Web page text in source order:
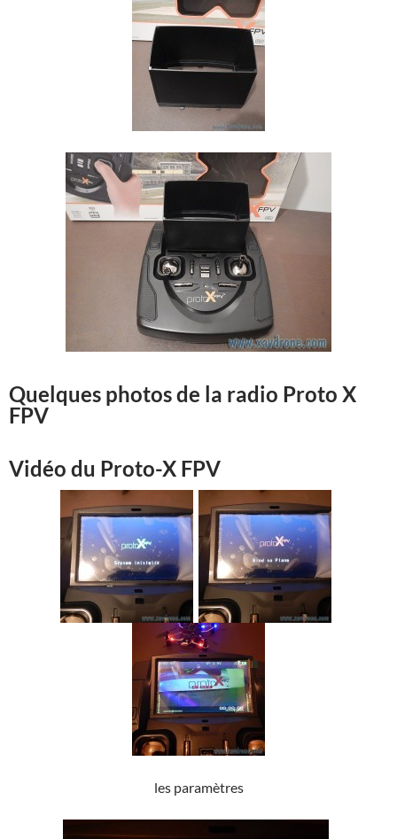
Quelques photos de la radio Proto X
FPV
Vidéo du Proto-X FPV
les paramètres